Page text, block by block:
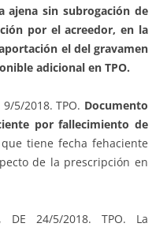
ajena sin subrogación de
por el acreedor, en la
el del gravamen
adicional en TPO.
9/5/2018. TPO. Documento
por fallecimiento de
tiene fecha fehaciente
de la prescripción en
DE 24/5/2018. TPO. La